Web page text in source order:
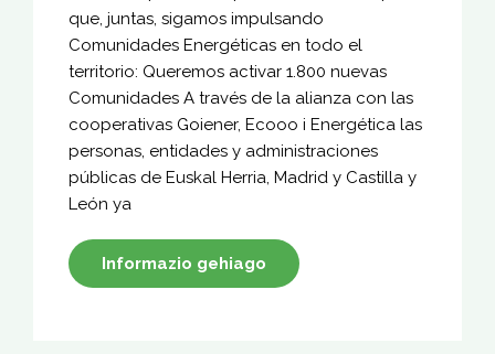
que, juntas, sigamos impulsando
Comunidades Energéticas en todo el
territorio: Queremos activar 1.800 nuevas
Comunidades A través de la alianza con las
cooperativas Goiener, Ecooo i Energética las
personas, entidades y administraciones
públicas de Euskal Herria, Madrid y Castilla y
León ya
Informazio gehiago